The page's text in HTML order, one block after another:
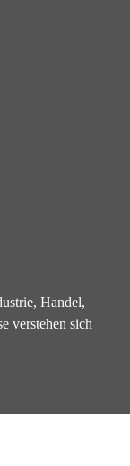
Handel,
verstehen sich